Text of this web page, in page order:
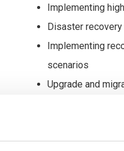
Implementing
Disaster
Implementing
scenarios
Upgrade and
Server